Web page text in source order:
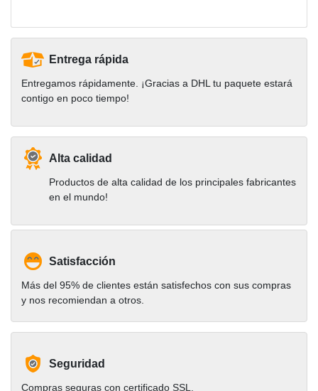
Entrega rápida
Entregamos rápidamente. ¡Gracias a DHL tu paquete estará
contigo en poco tiempo!
Alta calidad
Productos de alta calidad de los principales fabricantes
en el mundo!
Satisfacción
Más del 95% de clientes están satisfechos con sus compras
y nos recomiendan a otros.
Seguridad
Compras seguras con certificado SSL.